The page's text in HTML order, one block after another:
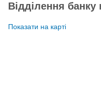
Відділення банку
Показати на карті